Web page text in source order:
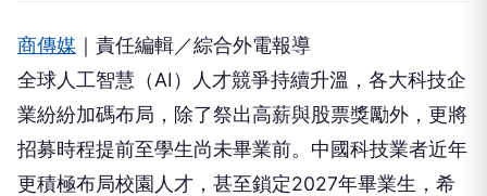
商傳媒 ｜責任編輯／綜合外電報導
全球人工智慧（AI）人才競爭持續升溫，各大科技企
業紛紛加碼布局，除了祭出高薪與股票獎勵外，更將
招募時程提前至學生尚未畢業前。中國科技業者近年
更積極布局校園人才，甚至鎖定2027年畢業生，希